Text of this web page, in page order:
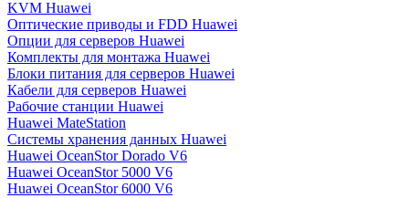
KVM Huawei
Оптические приводы и FDD Huawei
Опции для серверов Huawei
Комплекты для монтажа Huawei
Блоки питания для серверов Huawei
Кабели для серверов Huawei
Рабочие станции Huawei
Huawei MateStation
Системы хранения данных Huawei
Huawei OceanStor Dorado V6
Huawei OceanStor 5000 V6
Huawei OceanStor 6000 V6